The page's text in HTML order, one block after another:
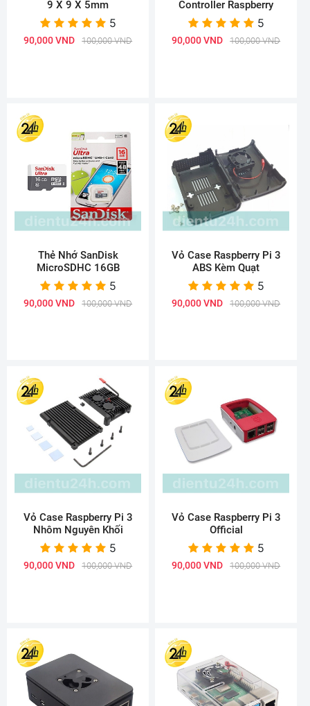
9 X 9 X 5mm
5
90,000 VND 100,000 VND
Controller Raspberry
5
90,000 VND 100,000 VND
Thẻ Nhớ SanDisk
MicroSDHC 16GB
5
90,000 VND 100,000 VND
Vỏ Case Raspberry Pi 3
ABS Kèm Quạt
5
90,000 VND 100,000 VND
Vỏ Case Raspberry Pi 3
Nhôm Nguyên Khối
5
90,000 VND 100,000 VND
Vỏ Case Raspberry Pi 3
Official
5
90,000 VND 100,000 VND